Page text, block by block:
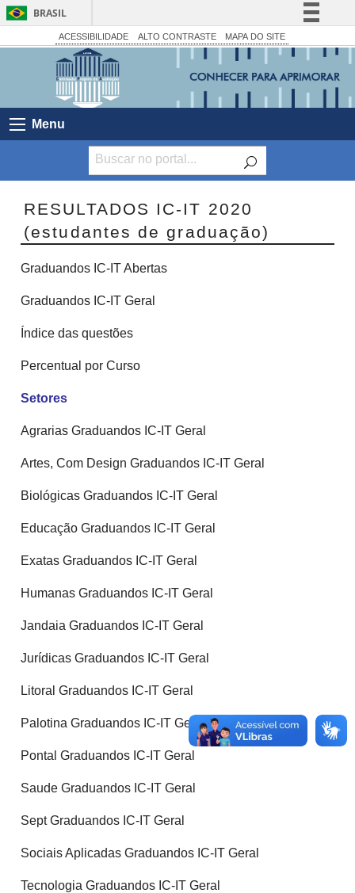
BRASIL
Simplifique!
Comunica BR
Acesso à informação
Canais
ACESSIBILIDADE ALTO CONTRASTE MAPA DO SITE
Menu
RESULTADOS IC-IT 2020
(estudantes de graduação)
Graduandos IC-IT Abertas
Graduandos IC-IT Geral
Índice das questões
Percentual por Curso
Setores
Agrarias Graduandos IC-IT Geral
Artes, Com Design Graduandos IC-IT Geral
Biológicas Graduandos IC-IT Geral
Educação Graduandos IC-IT Geral
Exatas Graduandos IC-IT Geral
Humanas Graduandos IC-IT Geral
Jandaia Graduandos IC-IT Geral
Jurídicas Graduandos IC-IT Geral
Litoral Graduandos IC-IT Geral
Palotina Graduandos IC-IT Geral
Pontal Graduandos IC-IT Geral
Saude Graduandos IC-IT Geral
Sept Graduandos IC-IT Geral
Sociais Aplicadas Graduandos IC-IT Geral
Tecnologia Graduandos IC-IT Geral